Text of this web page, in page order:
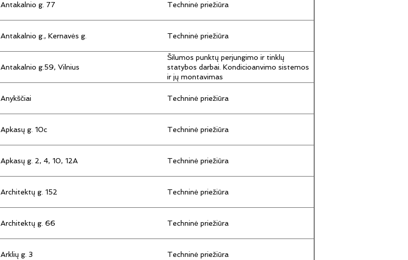
Antakalnio g. 77 Techninė priežiūra
Antakalnio g., Kernavės g. Techninė priežiūra
Antakalnio g.59, Vilnius
Šilumos punktų perjungimo ir tinklų
statybos darbai. Kondicioanvimo sistemos
ir jų montavimas
Anykščiai Techninė priežiūra
Apkasų g. 10c Techninė priežiūra
Apkasų g. 2, 4, 10, 12A Techninė priežiūra
Architektų g. 152 Techninė priežiūra
Architektų g. 66 Techninė priežiūra
Arklių g. 3 Techninė priežiūra